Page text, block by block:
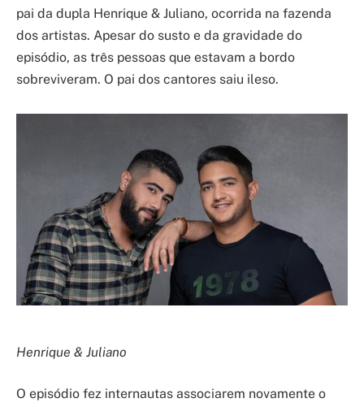
pai da dupla Henrique & Juliano, ocorrida na fazenda
dos artistas. Apesar do susto e da gravidade do
episódio, as três pessoas que estavam a bordo
sobreviveram. O pai dos cantores saiu ileso.
Henrique & Juliano
O episódio fez internautas associarem novamente o